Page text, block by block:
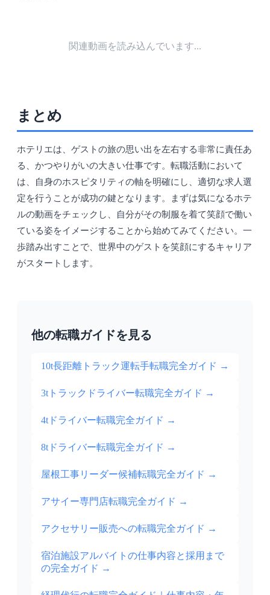
関連動画を読み込んでいます...
まとめ
ホテリエは、ゲストの旅の思い出を左右する非常に責任あ
る、かつやりがいの大きい仕事です。転職活動において
は、自身のホスピタリティの軸を明確にし、適切な求人選
定を行うことが成功の鍵となります。まずは気になるホテ
ルの動画をチェックし、自分がその制服を着て笑顔で働い
ている姿をイメージすることから始めてみてください。一
歩踏み出すことで、世界中のゲストを笑顔にするキャリア
がスタートします。
他の転職ガイドを見る
10t長距離トラック運転手転職完全ガイド →
3tトラックドライバー転職完全ガイド →
4tドライバー転職完全ガイド →
8tドライバー転職完全ガイド →
屋根工事リーダー候補転職完全ガイド →
アサイー専門店転職完全ガイド →
アクセサリー販売への転職完全ガイド →
宿泊施設アルバイトの仕事内容と採用まで
の完全ガイド →